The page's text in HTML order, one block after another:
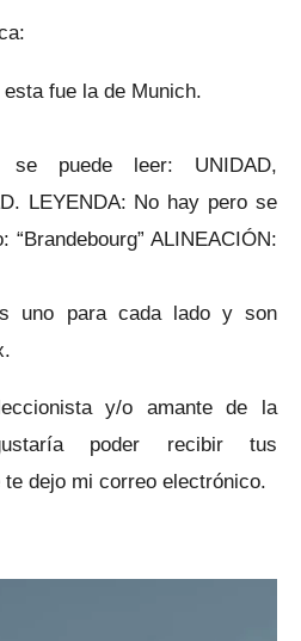
fue la de Munich.
puede leer: UNIDAD,
LEYENDA: No hay pero se
“Brandebourg” ALINEACIÓN:
uno para cada lado y son
y/o amante de la
poder recibir tus
dejo mi correo electrónico.